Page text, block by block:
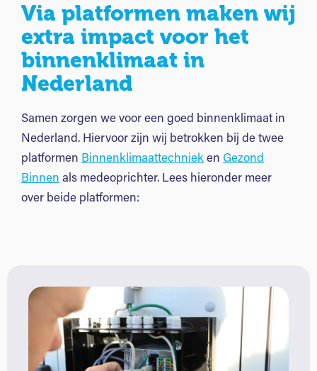
Via platformen maken wij
extra impact voor het
binnenklimaat in
Nederland
Samen zorgen we voor een goed binnenklimaat in
Nederland. Hiervoor zijn wij betrokken bij de twee
platformen Binnenklimaattechniek en Gezond
Binnen als medeoprichter. Lees hieronder meer
over beide platformen: